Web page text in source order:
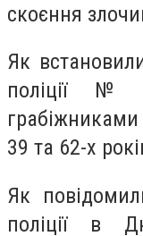
скоєння
Як
поліції №
39 та 62-х
Як
поліції в